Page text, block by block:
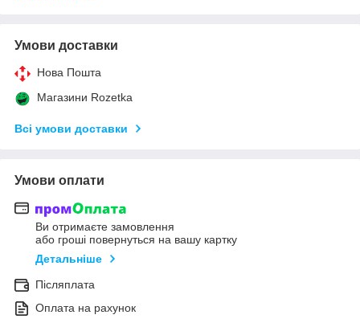
Умови доставки
Нова Пошта
Магазини Rozetka
Всі умови доставки
Умови оплати
Ви отримаєте замовлення
або гроші повернуться на вашу картку
Детальніше
Післяплата
Оплата на рахунок